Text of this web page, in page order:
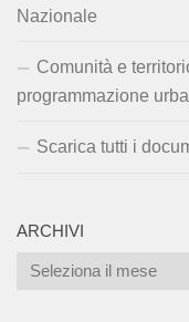
Nazionale
Comunità e
programmazione
Scarica tutti i
ARCHIVI
Archivi